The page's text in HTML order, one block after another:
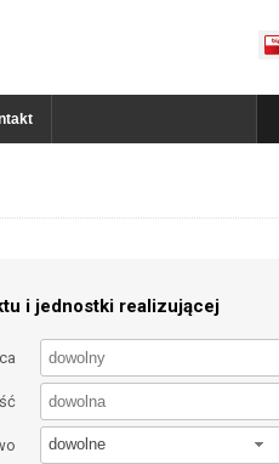
i jednostki realizującej
dowolne